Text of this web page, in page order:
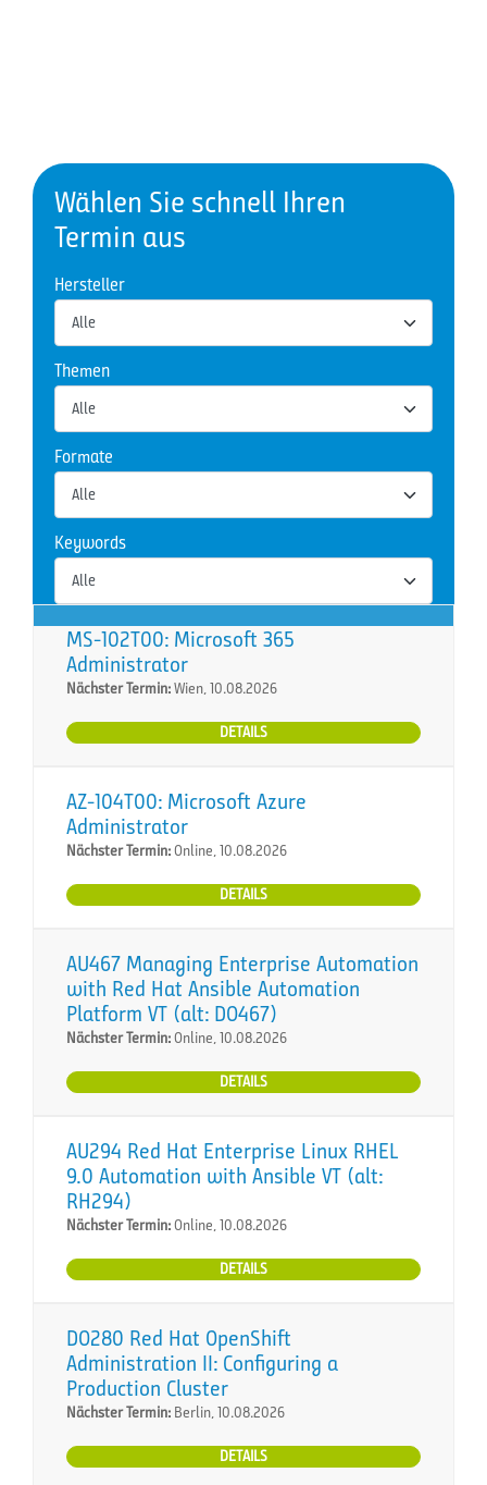
Wählen Sie schnell Ihren
Termin aus
Hersteller
Themen
Formate
Keywords
MS-102T00: Microsoft 365
Administrator
Nächster Termin:Wien, 10.08.2026
DETAILS
AZ-104T00: Microsoft Azure
Administrator
Nächster Termin:Online, 10.08.2026
DETAILS
AU467 Managing Enterprise Automation
with Red Hat Ansible Automation
Platform VT (alt: DO467)
Nächster Termin:Online, 10.08.2026
DETAILS
AU294 Red Hat Enterprise Linux RHEL
9.0 Automation with Ansible VT (alt:
RH294)
Nächster Termin:Online, 10.08.2026
DETAILS
DO280 Red Hat OpenShift
Administration II: Configuring a
Production Cluster
Nächster Termin: Berlin, 10.08.2026
DETAILS